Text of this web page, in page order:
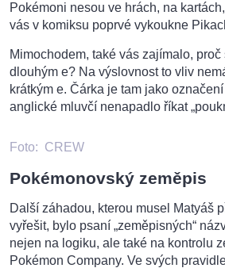
Pokémoni nesou ve hrách, na
vás v komiksu poprvé vykoukne
Mimochodem, také vás zajímalo,
dlouhým e? Na výslovnost to vliv
krátkým e. Čárka je tam jako
anglické mluvčí nenapadlo říkat
Foto: CREW
Pokémonovský zeměpis
Další záhadou, kterou musel Matyáš
vyřešit, bylo psaní „zeměpisných“
nejen na logiku, ale také na kontrolu
Pokémon Company. Ve svých